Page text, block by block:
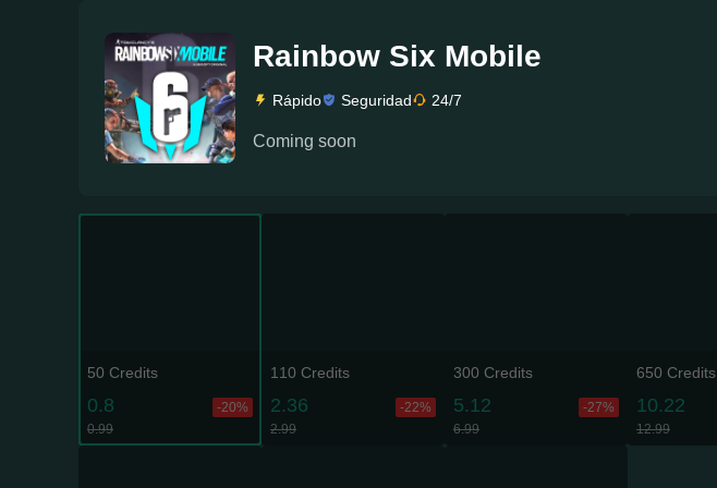
Rainbow Six Mobile
Rápido Seguridad 24/7
Coming soon
50 Credits
0.8
-20%
0.99
110 Credits
2.36
-22%
2.99
300 Credits
5.12
-27%
6.99
650 Credits
10.22
12.99